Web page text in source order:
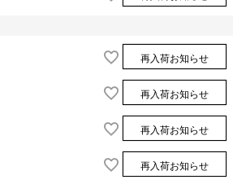
再入荷お知らせ
再入荷お知らせ
再入荷お知らせ
再入荷お知らせ